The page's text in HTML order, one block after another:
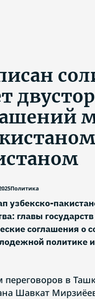
Политика
узбекско-
главы
соглашения о
политике
переговоров в
Шавкат